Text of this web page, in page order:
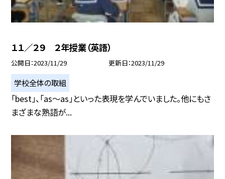
１１／２９ ２年授業（英語）
公開日 2023/11/29 更新日 2023/11/29
学校全体の取組
「best」、「as〜as」といった表現を学んでいました。他にもさ
まざまな熟語が...